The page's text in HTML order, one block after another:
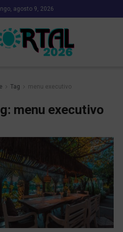
agosto 9, 2026
Tag menu executivo
menu executivo